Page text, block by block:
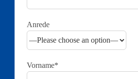
Anrede
Vorname*